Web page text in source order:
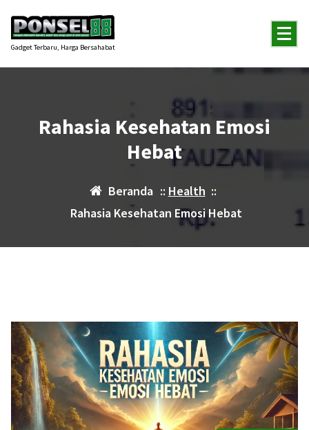
konten
Gadget Terbaru, Harga Bersahabat
Rahasia Kesehatan Emosi
Hebat
Beranda :: Health ::
Rahasia Kesehatan Emosi Hebat